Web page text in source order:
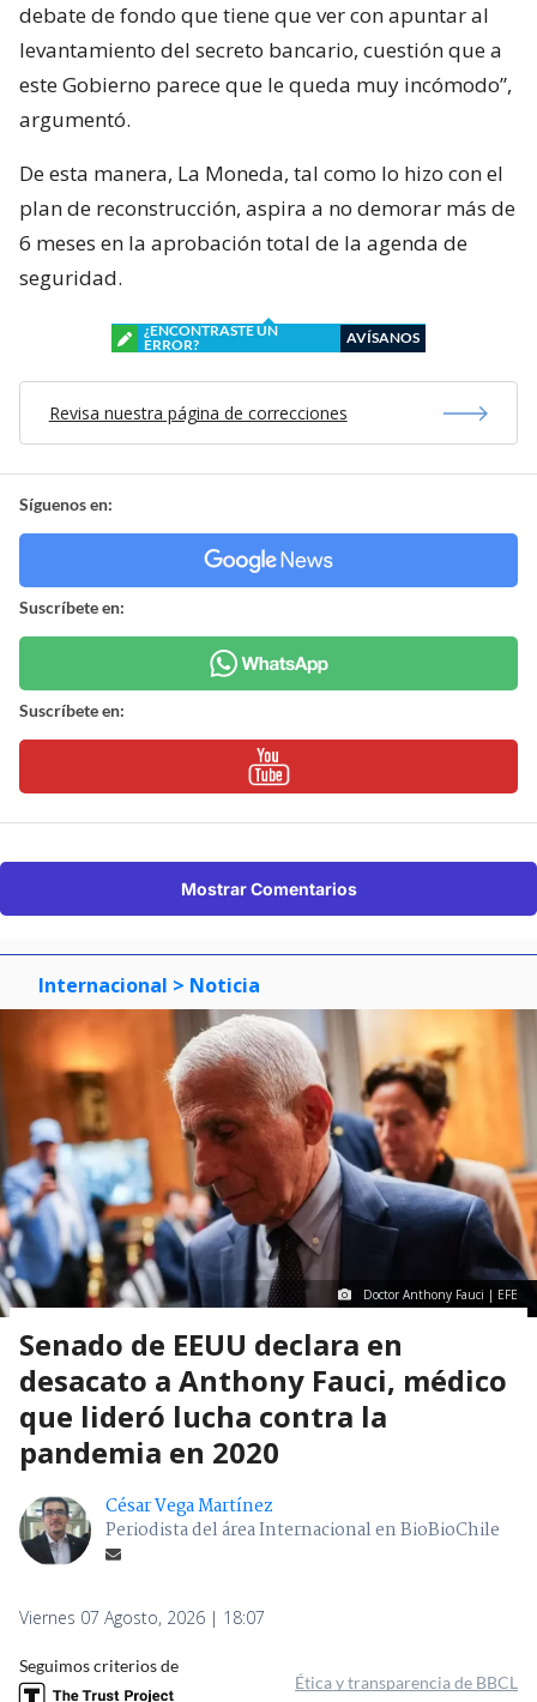
debate de fondo que tiene que ver con apuntar al
levantamiento del secreto bancario, cuestión que a
este Gobierno parece que le queda muy incómodo”,
argumentó.
De esta manera, La Moneda, tal como lo hizo con el
plan de reconstrucción, aspira a no demorar más de
6 meses en la aprobación total de la agenda de
seguridad.
¿ENCONTRASTE UN
ERROR?
AVÍSANOS
Revisa nuestra página de correcciones
Síguenos en:
Suscríbete en:
Suscríbete en:
Mostrar Comentarios
Internacional > Noticia
Doctor Anthony Fauci | EFE
Senado de EEUU declara en
desacato a Anthony Fauci, médico
que lideró lucha contra la
pandemia en 2020
César Vega Martínez
Periodista del área Internacional en BioBioChile
Viernes 07 Agosto, 2026 | 18:07
Seguimos criterios de
Ética y transparencia de BBCL